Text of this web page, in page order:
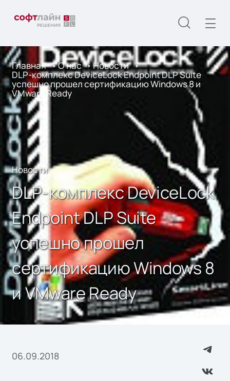
Главная О нас Новости
DLP-комплекс DeviceLock Endpoint DLP Suite
успешно прошел сертификацию Windows 8 и
VMware Ready
Новости
DLP-комплекс DeviceLock
Endpoint DLP Suite
успешно прошел
сертификацию Windows 8
и VMware Ready
06.09.2018